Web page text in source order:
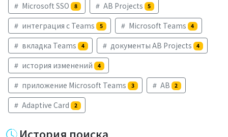
Microsoft SSO 8 AB Projects 5
интеграция с Teams 5 Microsoft Teams 4
вкладка Teams 4 документы AB Projects 4
история изменений 4
приложение Microsoft Teams 3 AB 2
Adaptive Card 2